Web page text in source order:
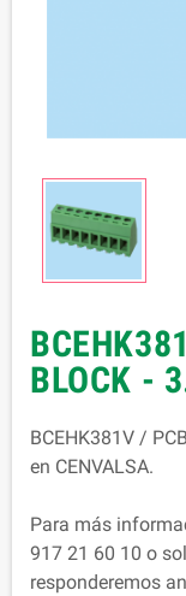
BLOCK -
BCEHK381V /
en CENVALSA.
Para más
917 21 60 10 o
responderemos